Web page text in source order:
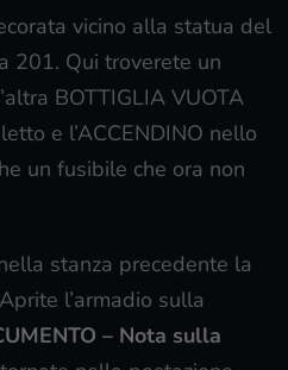
vicino alla statua del
201. Qui troverete un
BOTTIGLIA VUOTA
e l’ACCENDINO nello
un fusibile che ora non
stanza precedente la
l’armadio sulla
– Nota sulla